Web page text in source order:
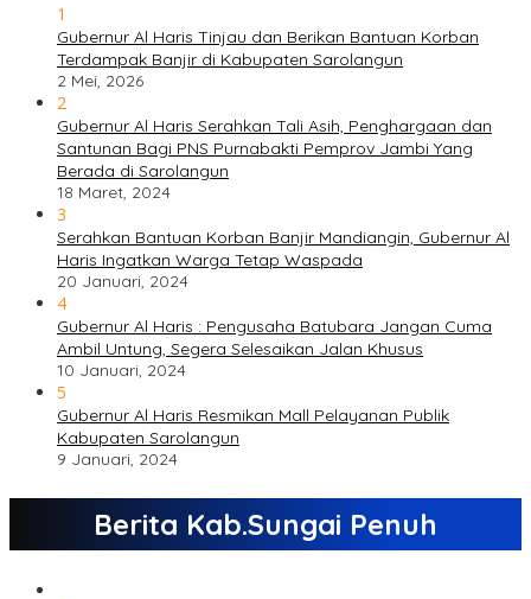
1
Gubernur Al Haris Tinjau dan Berikan Bantuan Korban
Terdampak Banjir di Kabupaten Sarolangun
2 Mei, 2026
2
Gubernur Al Haris Serahkan Tali Asih, Penghargaan dan
Santunan Bagi PNS Purnabakti Pemprov Jambi Yang
Berada di Sarolangun
18 Maret, 2024
3
Serahkan Bantuan Korban Banjir Mandiangin, Gubernur Al
Haris Ingatkan Warga Tetap Waspada
20 Januari, 2024
4
Gubernur Al Haris : Pengusaha Batubara Jangan Cuma
Ambil Untung, Segera Selesaikan Jalan Khusus
10 Januari, 2024
5
Gubernur Al Haris Resmikan Mall Pelayanan Publik
Kabupaten Sarolangun
9 Januari, 2024
Berita Kab.Sungai Penuh